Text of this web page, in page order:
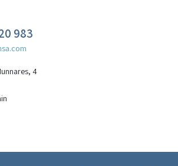
983
4